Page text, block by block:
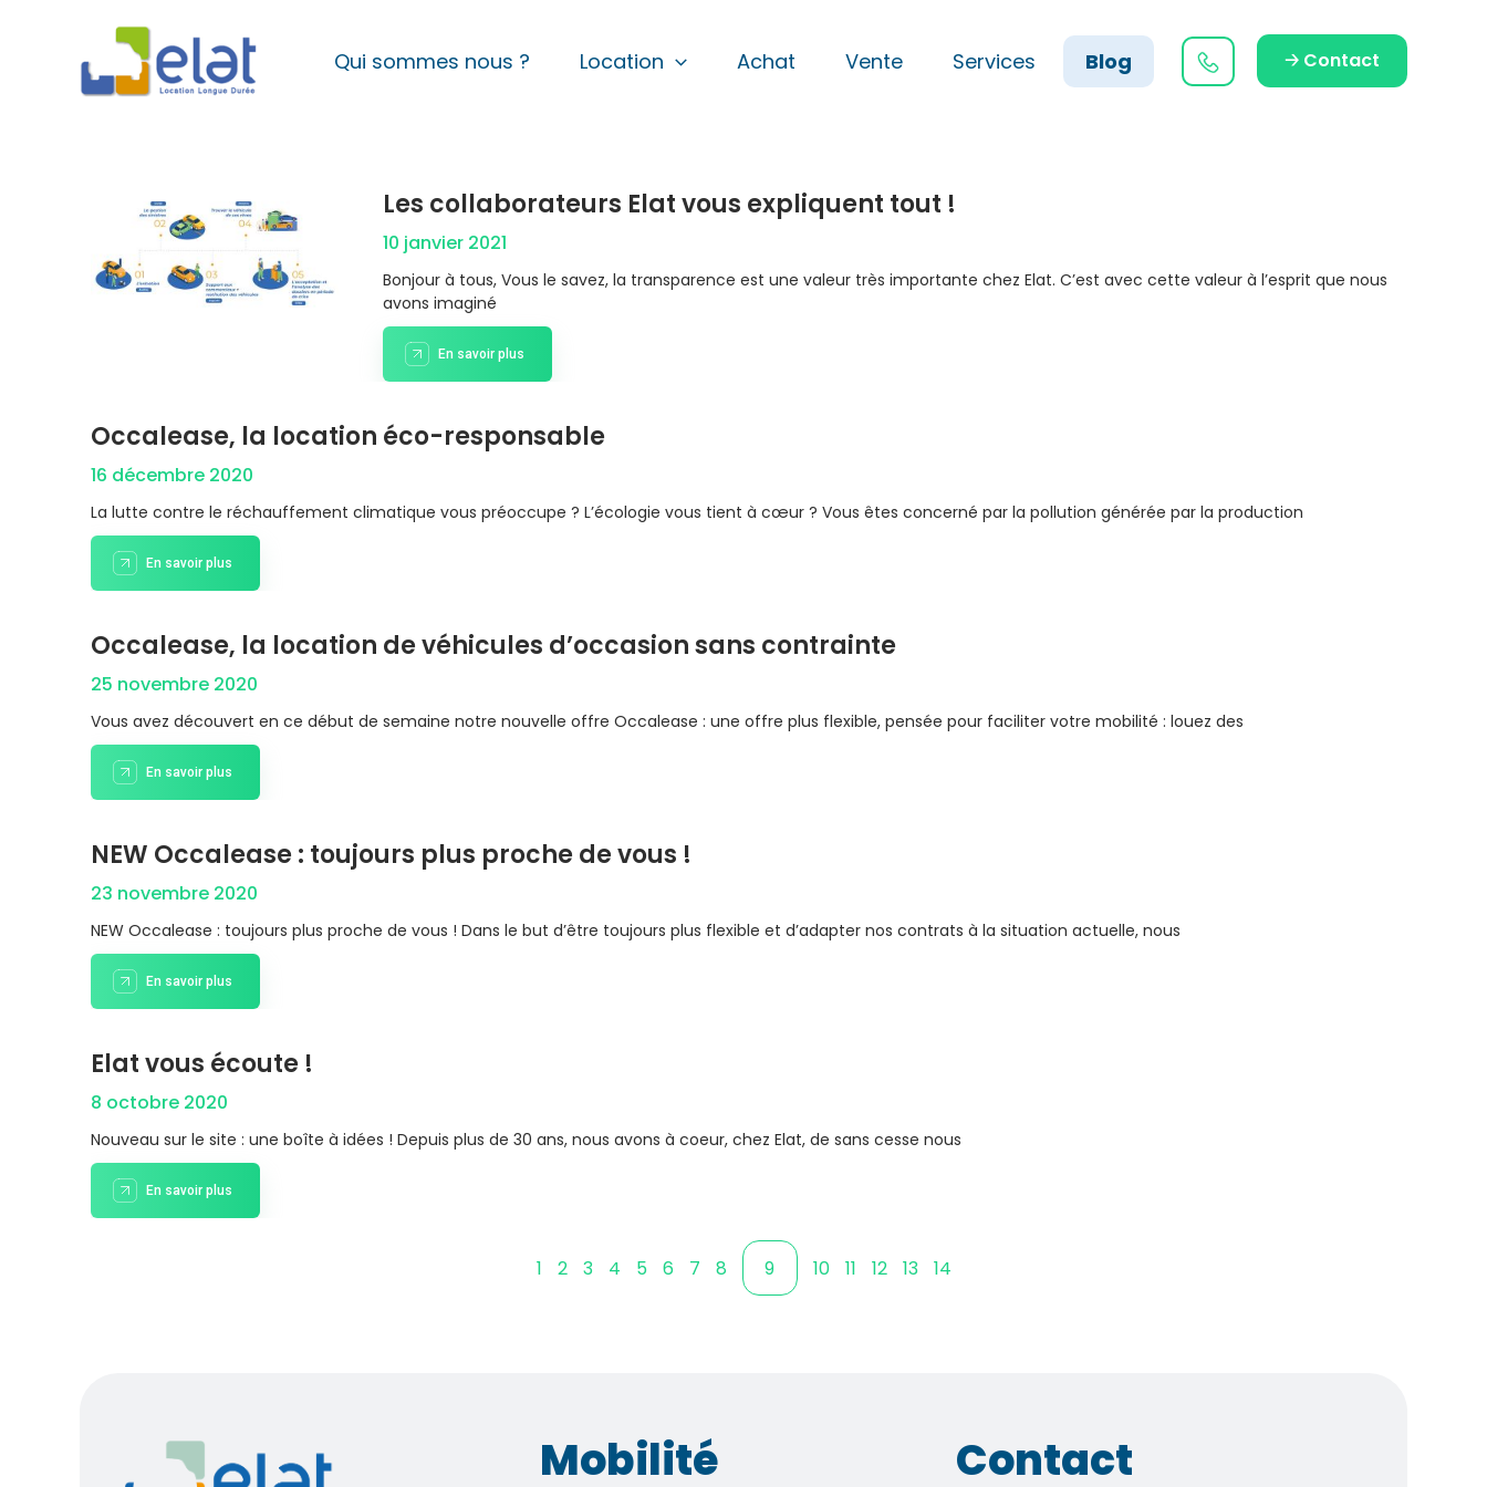
Qui sommes nous ? Location Achat Vente Services Blog 🡢 Contact
Les collaborateurs Elat vous expliquent tout !
10 janvier 2021
Bonjour à tous, Vous le savez, la transparence est une valeur très importante chez Elat. C’est avec cette valeur à l’esprit que nous
avons imaginé
En savoir plus
Occalease, la location éco-responsable
16 décembre 2020
La lutte contre le réchauffement climatique vous préoccupe ? L’écologie vous tient à cœur ? Vous êtes concerné par la pollution générée par la production
En savoir plus
Occalease, la location de véhicules d’occasion sans contrainte
25 novembre 2020
Vous avez découvert en ce début de semaine notre nouvelle offre Occalease : une offre plus flexible, pensée pour faciliter votre mobilité : louez des
En savoir plus
NEW Occalease : toujours plus proche de vous !
23 novembre 2020
NEW Occalease : toujours plus proche de vous ! Dans le but d’être toujours plus flexible et d’adapter nos contrats à la situation actuelle, nous
En savoir plus
Elat vous écoute !
8 octobre 2020
Nouveau sur le site : une boîte à idées ! Depuis plus de 30 ans, nous avons à coeur, chez Elat, de sans cesse nous
En savoir plus
Page
1
Page
2
Page
3
Page
4
Page
5
Page
6
Page
7
Page
8
Page
9
Page
10
Page
11
Page
12
Page
13
Page
14
Mobilité Contact